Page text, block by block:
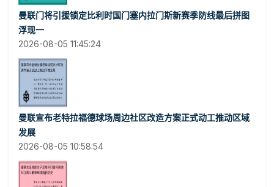
曼联门将引援锁定比利时国门塞内拉门斯新赛季防线最后拼图
浮现一
2026-08-05 11:45:24
曼联宣布老特拉福德球场周边社区改造方案正式动工推动区域
发展
2026-08-05 10:58:54